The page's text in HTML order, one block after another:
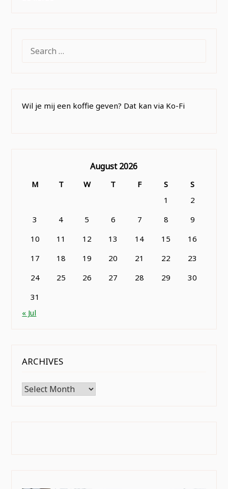
FOR:
Wil je mij een koffie geven? Dat kan via Ko-Fi
August 2026
M T W T F S
S
1
2
3
4 5 6 7 8
9
10
11 12 13 14 15
16
17
18 19 20 21 22
23
24
25 26 27 28 29
30
31
« Jul
ARCHIVES
Archives